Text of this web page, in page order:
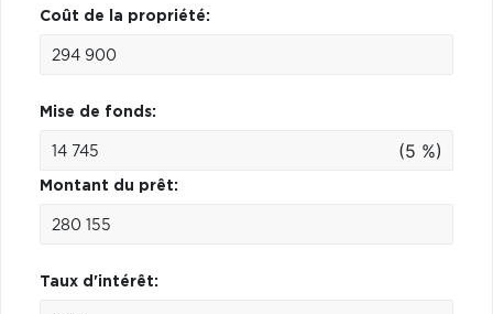
Coût de la propriété:
Mise de fonds:
(5 %)
Montant du prêt:
Taux d'intérêt: